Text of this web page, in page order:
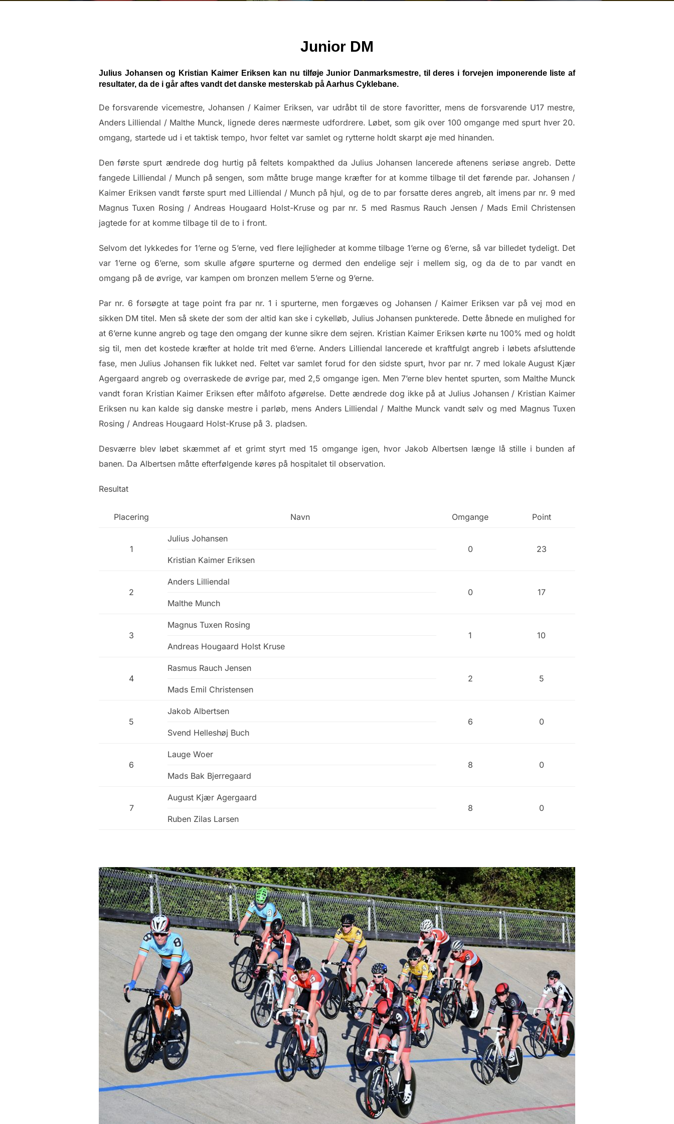
Junior DM
Julius Johansen og Kristian Kaimer Eriksen kan nu tilføje Junior Danmarksmestre, til deres i forvejen imponerende liste af
resultater, da de i går aftes vandt det danske mesterskab på Aarhus Cyklebane.
De forsvarende vicemestre, Johansen / Kaimer Eriksen, var udråbt til de store favoritter, mens de forsvarende U17 mestre,
Anders Lilliendal / Malthe Munck, lignede deres nærmeste udfordrere. Løbet, som gik over 100 omgange med spurt hver 20.
omgang, startede ud i et taktisk tempo, hvor feltet var samlet og rytterne holdt skarpt øje med hinanden.
Den første spurt ændrede dog hurtig på feltets kompakthed da Julius Johansen lancerede aftenens seriøse angreb. Dette
fangede Lilliendal / Munch på sengen, som måtte bruge mange kræfter for at komme tilbage til det førende par. Johansen /
Kaimer Eriksen vandt første spurt med Lilliendal / Munch på hjul, og de to par forsatte deres angreb, alt imens par nr. 9 med
Magnus Tuxen Rosing / Andreas Hougaard Holst-Kruse og par nr. 5 med Rasmus Rauch Jensen / Mads Emil Christensen
jagtede for at komme tilbage til de to i front.
Selvom det lykkedes for 1’erne og 5’erne, ved flere lejligheder at komme tilbage 1’erne og 6’erne, så var billedet tydeligt. Det
var 1’erne og 6’erne, som skulle afgøre spurterne og dermed den endelige sejr i mellem sig, og da de to par vandt en
omgang på de øvrige, var kampen om bronzen mellem 5’erne og 9’erne.
Par nr. 6 forsøgte at tage point fra par nr. 1 i spurterne, men forgæves og Johansen / Kaimer Eriksen var på vej mod en
sikken DM titel. Men så skete der som der altid kan ske i cykelløb, Julius Johansen punkterede. Dette åbnede en mulighed for
at 6’erne kunne angreb og tage den omgang der kunne sikre dem sejren. Kristian Kaimer Eriksen kørte nu 100% med og holdt
sig til, men det kostede kræfter at holde trit med 6’erne. Anders Lilliendal lancerede et kraftfulgt angreb i løbets afsluttende
fase, men Julius Johansen fik lukket ned. Feltet var samlet forud for den sidste spurt, hvor par nr. 7 med lokale August Kjær
Agergaard angreb og overraskede de øvrige par, med 2,5 omgange igen. Men 7’erne blev hentet spurten, som Malthe Munck
vandt foran Kristian Kaimer Eriksen efter målfoto afgørelse. Dette ændrede dog ikke på at Julius Johansen / Kristian Kaimer
Eriksen nu kan kalde sig danske mestre i parløb, mens Anders Lilliendal / Malthe Munck vandt sølv og med Magnus Tuxen
Rosing / Andreas Hougaard Holst-Kruse på 3. pladsen.
Desværre blev løbet skæmmet af et grimt styrt med 15 omgange igen, hvor Jakob Albertsen længe lå stille i bunden af
banen. Da Albertsen måtte efterfølgende køres på hospitalet til observation.
Resultat
Placering Navn Omgange Point
1
Julius Johansen
0
23
Kristian Kaimer Eriksen
2
Anders Lilliendal
0
17
Malthe Munch
3
Magnus Tuxen Rosing
1
10
Andreas Hougaard Holst Kruse
4
Rasmus Rauch Jensen
2
5
Mads Emil Christensen
5
Jakob Albertsen
6
0
Svend Helleshøj Buch
6
Lauge Woer
8
0
Mads Bak Bjerregaard
7
August Kjær Agergaard
8
0
Ruben Zilas Larsen